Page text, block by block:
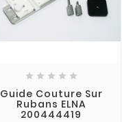
    
Guide Couture Sur
Rubans ELNA
200444419